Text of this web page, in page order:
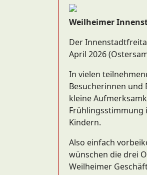
Weilheimer
Der
April 2026
In vielen
Besucherinnen und
kleine
Frühlingsstimmung
Kindern.
Also einfach
wünschen die drei
Weilheimer